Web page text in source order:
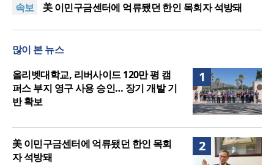
속보
구 사용 승인… 장기 개발 기반 확보
美 이민구금센터에 억류됐던 한인 목회자 석방돼
인도 마하라슈트라주 개종 금지법 시행… 기독교계
올리벳대학교, 120만 평 리버사이드 대학 캠퍼스 영
구 사용 승인… 장기 개발 기반 확보
많이 본 뉴스
1
올리벳대학교, 리버사이드 120만 평 캠
퍼스 부지 영구 사용 승인… 장기 개발 기
반 확보
2
美 이민구금센터에 억류됐던 한인 목회
자 석방돼